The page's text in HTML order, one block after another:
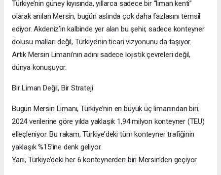
Türkiye’nin güney kıyısında, yıllarca sadece bir “liman kenti”
olarak anılan Mersin, bugün aslında çok daha fazlasını temsil
ediyor. Akdeniz’in kalbinde yer alan bu şehir, sadece konteyner
dolusu malları değil, Türkiye’nin ticari vizyonunu da taşıyor.
Artık Mersin Limanı’nın adını sadece lojistik çevreleri değil,
dünya konuşuyor.
Bir Liman Değil, Bir Strateji
Bugün Mersin Limanı, Türkiye’nin en büyük üç limanından biri.
2024 verilerine göre yılda yaklaşık 1,94 milyon konteyner (TEU)
elleçleniyor. Bu rakam, Türkiye’deki tüm konteyner trafiğinin
yaklaşık %15’ine denk geliyor.
Yani, Türkiye’deki her 6 konteynerden biri Mersin’den geçiyor.